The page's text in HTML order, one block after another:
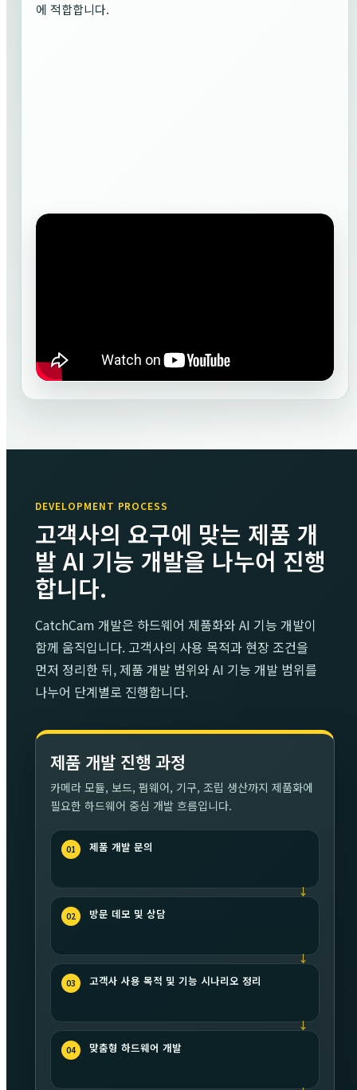
에 적합합니다.
DEVELOPMENT PROCESS
고객사의 요구에 맞는 제품 개
발 AI 기능 개발을 나누어 진행
합니다.
CatchCam 개발은 하드웨어 제품화와 AI 기능 개발이
함께 움직입니다. 고객사의 사용 목적과 현장 조건을
먼저 정리한 뒤, 제품 개발 범위와 AI 기능 개발 범위를
나누어 단계별로 진행합니다.
제품 개발 진행 과정
카메라 모듈, 보드, 펌웨어, 기구, 조립 생산까지 제품화에
필요한 하드웨어 중심 개발 흐름입니다.
제품 개발 문의
방문 데모 및 상담
고객사 사용 목적 및 기능 시나리오 정리
맞춤형 하드웨어 개발